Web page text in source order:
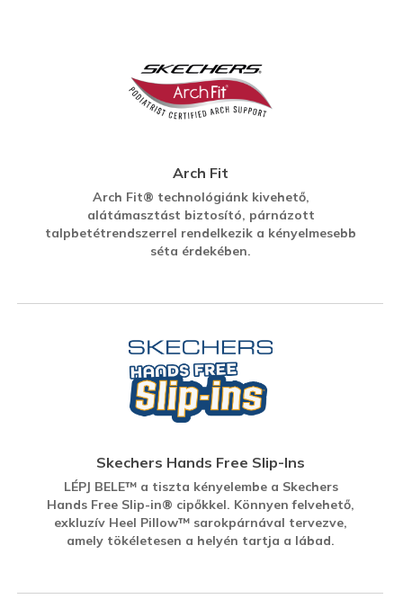
Arch Fit
Arch Fit® technológiánk kivehető,
alátámasztást biztosító, párnázott
talpbetétrendszerrel rendelkezik a kényelmesebb
séta érdekében.
Skechers Hands Free Slip-Ins
LÉPJ BELE™ a tiszta kényelembe a Skechers
Hands Free Slip-in® cipőkkel. Könnyen felvehető,
exkluzív Heel Pillow™ sarokpárnával tervezve,
amely tökéletesen a helyén tartja a lábad.